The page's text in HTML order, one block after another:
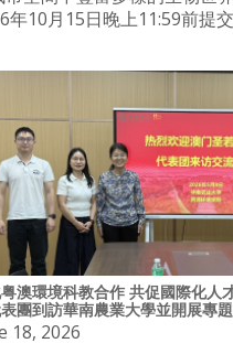
年10月15日晚上11:59前提交
澳環境科教合作 共促國際化
團到訪華南農業大學並開展專
18, 2026